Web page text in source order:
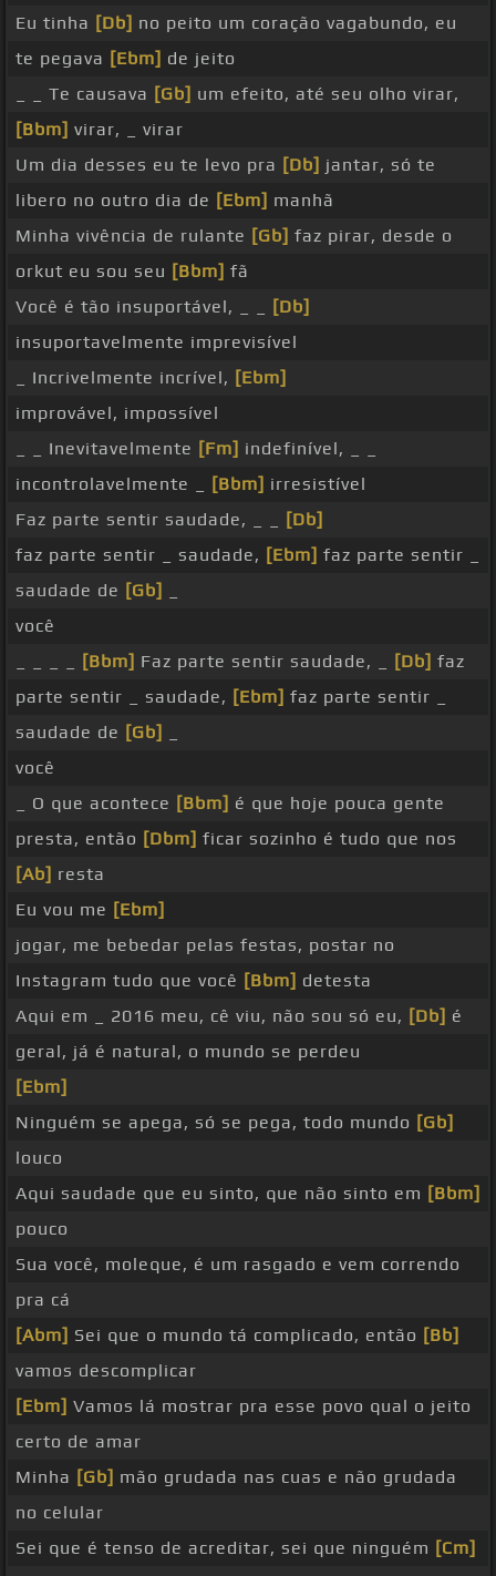
Eu tinha [Db] no peito um coração vagabundo, eu
te pegava [Ebm] de jeito
_ _ Te causava [Gb] um efeito, até seu olho virar,
[Bbm] virar, _ virar
Um dia desses eu te levo pra [Db] jantar, só te
libero no outro dia de [Ebm] manhã
Minha vivência de rulante [Gb] faz pirar, desde o
orkut eu sou seu [Bbm] fã
Você é tão insuportável, _ _
[Db]
insuportavelmente imprevisível
_ Incrivelmente incrível, [Ebm]
improvável, impossível
_ _ Inevitavelmente [Fm] indefinível, _ _
incontrolavelmente _
[Bbm] irresistível
Faz parte sentir saudade, _ _
[Db]
faz parte sentir _ saudade, [Ebm] faz parte sentir _
saudade de [Gb]
você
[Bbm] Faz parte sentir saudade, _ [Db] faz
parte sentir _ saudade, [Ebm] faz parte sentir _
saudade de [Gb]
você
_ O que acontece [Bbm] é que hoje pouca gente
presta, então [Dbm] ficar sozinho é tudo que nos
[Ab] resta
Eu vou me [Ebm]
jogar, me bebedar pelas festas, postar no
Instagram tudo que você [Bbm] detesta
Aqui em _ 2016 meu, cê viu, não sou só eu, [Db] é
geral, já é natural, o mundo se perdeu
[Ebm]
Ninguém se apega, só se pega, todo mundo [Gb]
louco
Aqui saudade que eu sinto, que não sinto em [Bbm]
pouco
Sua você, moleque, é um rasgado e vem correndo
pra cá
[Abm] Sei que o mundo tá complicado, então [Bb]
vamos descomplicar
[Ebm] Vamos lá mostrar pra esse povo qual o jeito
certo de amar
Minha [Gb] mão grudada nas cuas e não grudada
no celular
Sei que é tenso de acreditar, sei que ninguém [Cm]